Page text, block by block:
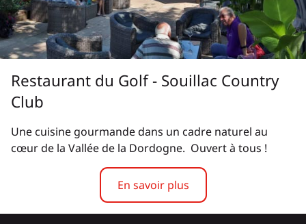
Restaurant du Golf - Souillac Country
Club
Une cuisine gourmande dans un cadre naturel au
cœur de la Vallée de la Dordogne. Ouvert à tous !
En savoir plus